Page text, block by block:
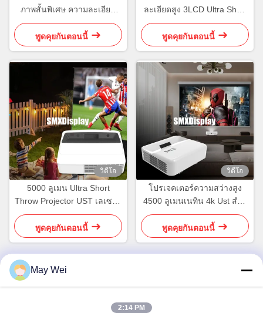
ภาพสั้นพิเศษ ความละเอียด
WUXGA 5000 ลูเมน สำหรับ
ประสบการณ์โฮมซีเนม่าทีวี
พูดคุยกันตอนนี้
ละเอียดสูง 3LCD Ultra Short
Throw พร้อมจอ 120 นิ้ว
พูดคุยกันตอนนี้
วิดีโอ
5000 ลูเมน Ultra Short
Throw Projector UST เลเซอร์
มัลติมีเดียโปรเจคเตอร์
พูดคุยกันตอนนี้
วิดีโอ
โปรเจคเตอร์ความสว่างสูง
4500 ลูเมนเนทิน 4k Ust สําห
รับโรงภาพยนตร์ที่บ้าน
พูดคุยกันตอนนี้
May Wei
2:14 PM